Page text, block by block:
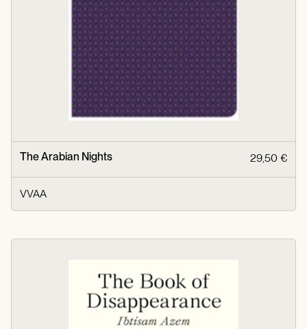
The Arabian Nights 29,50 €
VVAA